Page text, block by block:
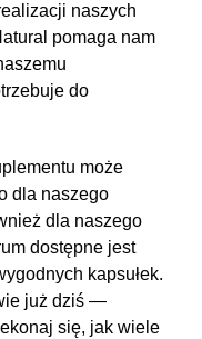
naszych
pomaga nam
do
może
dla naszego
dla naszego
dostępne jest
kapsułek.
już dziś —
się, jak wiele